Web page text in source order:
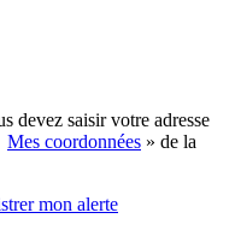
devez saisir votre adresse
Mes coordonnées » de la
mon alerte